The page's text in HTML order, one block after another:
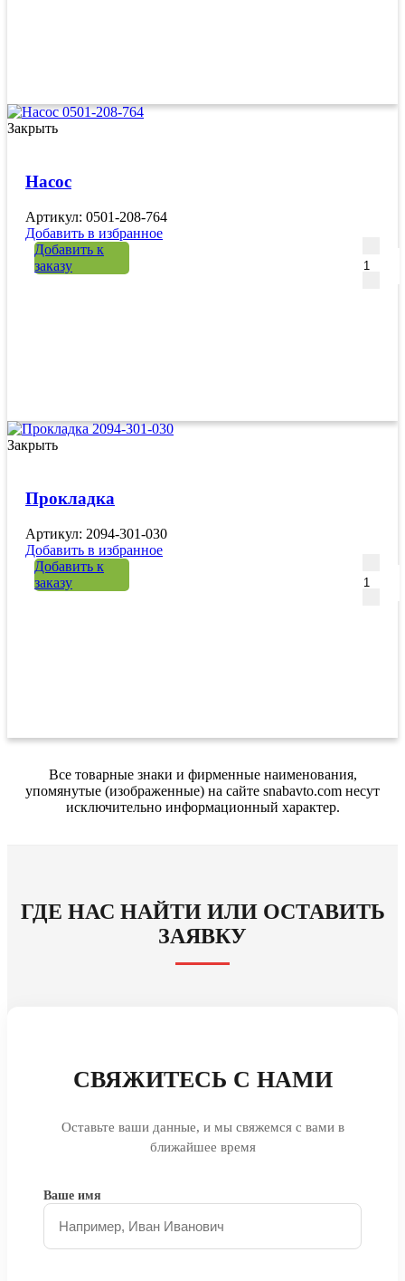
Закрыть
Насос
Артикул: 0501-208-764
Добавить в избранное
Добавить к
заказу
Закрыть
Прокладка
Артикул: 2094-301-030
Добавить в избранное
Добавить к
заказу
Все товарные знаки и фирменные наименования,
упомянутые (изображенные) на сайте snabavto.com несут
исключительно информационный характер.
ГДЕ НАС НАЙТИ ИЛИ ОСТАВИТЬ
ЗАЯВКУ
СВЯЖИТЕСЬ С НАМИ
Оставьте ваши данные, и мы свяжемся с вами в
ближайшее время
Ваше имя